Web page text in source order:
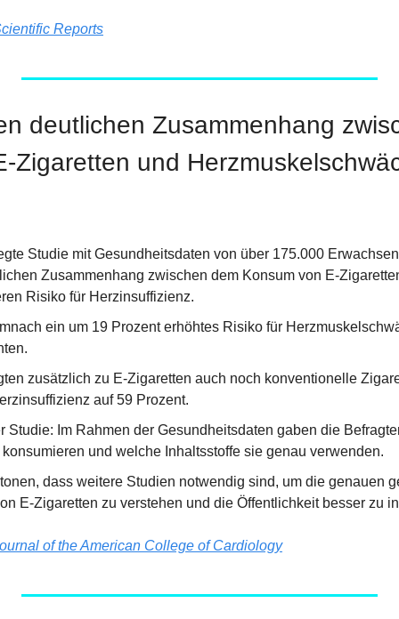
Reports
deutlichen Zusammenhang
Zigaretten und
Studie mit Gesundheitsdaten von über 175.000
Zusammenhang zwischen dem Konsum von E-
Risiko für Herzinsuffizienz.
ein um 19 Prozent erhöhtes Risiko für
zusätzlich zu E-Zigaretten auch noch konventionelle
auf 59 Prozent.
Studie: Im Rahmen der Gesundheitsdaten gaben die
und welche Inhaltsstoffe sie genau verwenden.
dass weitere Studien notwendig sind, um die genauen
E-Zigaretten zu verstehen und die Öffentlichkeit besser zu
of the American College of Cardiology